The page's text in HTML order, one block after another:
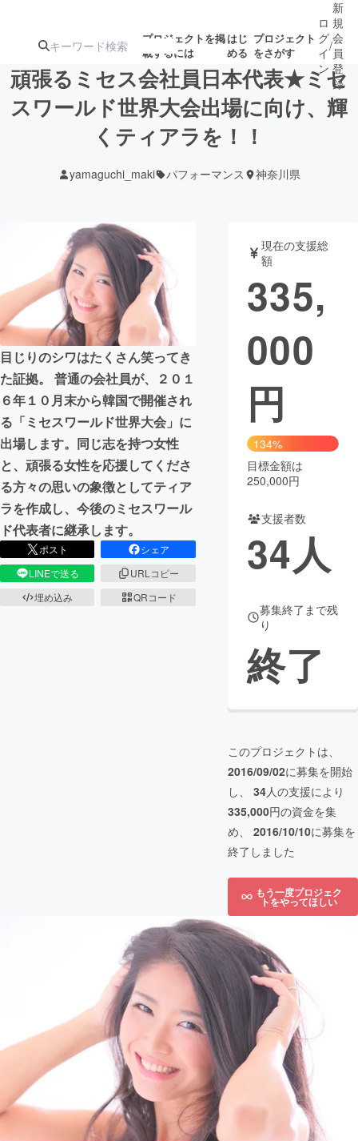
プロジェクトを掲
載するには
はじ
める
プロジェクト
をさがす
注目のリ 注目の新着プロ募集終了が近いプ
ロジェクト
テクノロジー・ガジェット
映像・映画 書籍・雑誌
ビジネス・起業 チャレンジ
まちづくり・地域活性化
CAMPFIRE for Social Good
CAMPFIRE Creation
CAMPFIREふるさと納税machi-ya コミュニティ
ロ
グ
イ
ン
/
新
規
会
員
登
録
頑張るミセス会社員日本代表★ミセ
スワールド世界大会出場に向け、輝
くティアラを！！
yamaguchi_maki パフォーマンス 神奈川県
目じりのシワはたくさん笑ってき
た証拠。 普通の会社員が、２０１
６年１０月末から韓国で開催され
る「ミセスワールド世界大会」に
出場します。同じ志を持つ女性
と、頑張る女性を応援してくださ
る方々の思いの象徴としてティア
ラを作成し、今後のミセスワール
ド代表者に継承します。
ポスト
シェア
LINEで送る
URLコピー
埋め込み
QRコード
現在の支援総
額
335,
000
円
134%
目標金額は
250,000円
支援者数
34人
募集終了まで残
り
終了
このプロジェクトは、
2016/09/02に募集を開始
し、 34人の支援により
335,000円の資金を集
め、 2016/10/10に募集を
終了しました
もう一度プロジェク
トをやってほしい